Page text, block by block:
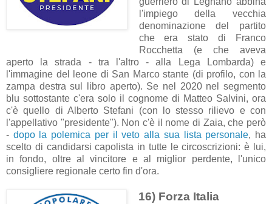
l'impiego della vecchia
denominazione del partito
che era stato di Franco
Rocchetta (e che aveva
aperto la strada - tra l'altro - alla Lega Lombarda) e
l'immagine del leone di San Marco stante (di profilo, con la
zampa destra sul libro aperto). Se nel 2020 nel segmento
blu sottostante c'era solo il cognome di Matteo Salvini, ora
c'è quello di Alberto Stefani (con lo stesso rilievo e con
l'appellativo "presidente"). Non c'è il nome di Zaia, che però
- dopo la polemica per il veto alla sua lista personale, ha
scelto di candidarsi capolista in tutte le circoscrizioni: è lui,
in fondo, oltre al vincitore e al miglior perdente, l'unico
consigliere regionale certo fin d'ora.
16) Forza Italia